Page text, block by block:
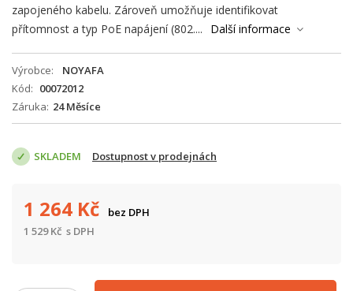
zapojeného kabelu. Zároveň umožňuje identifikovat
přítomnost a typ PoE napájení (802....
Další informace
Výrobce
NOYAFA
Kód
00072012
Záruka 24 Měsíce
SKLADEM Dostupnost v prodejnách
1 264 Kč
bez DPH
1 529Kč s DPH